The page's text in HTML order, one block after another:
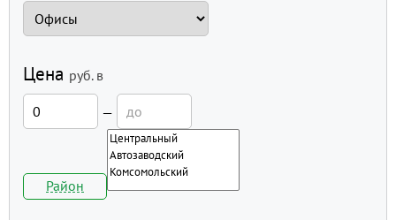
Цена руб. в
—
Район